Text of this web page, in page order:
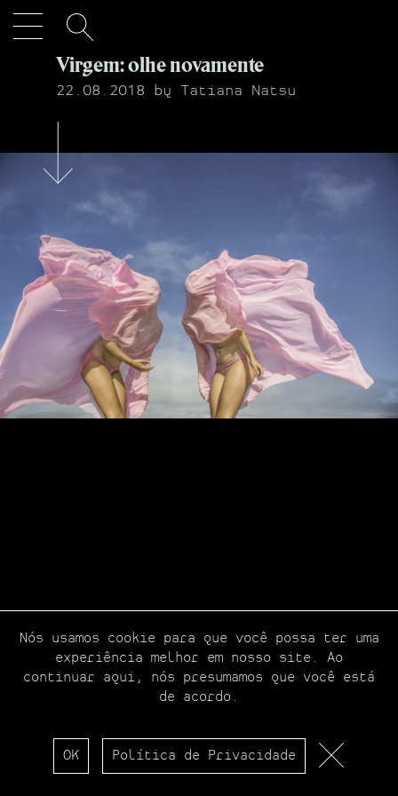
Peoplestrology
Youstrology
Resultados
Virgem: olhe novamente
22.08.2018 by Tatiana Natsu
Nós usamos cookie para que você possa ter uma
experiência melhor em nosso site. Ao
continuar aqui, nós presumamos que você está
de acordo.
OK Política de Privacidade